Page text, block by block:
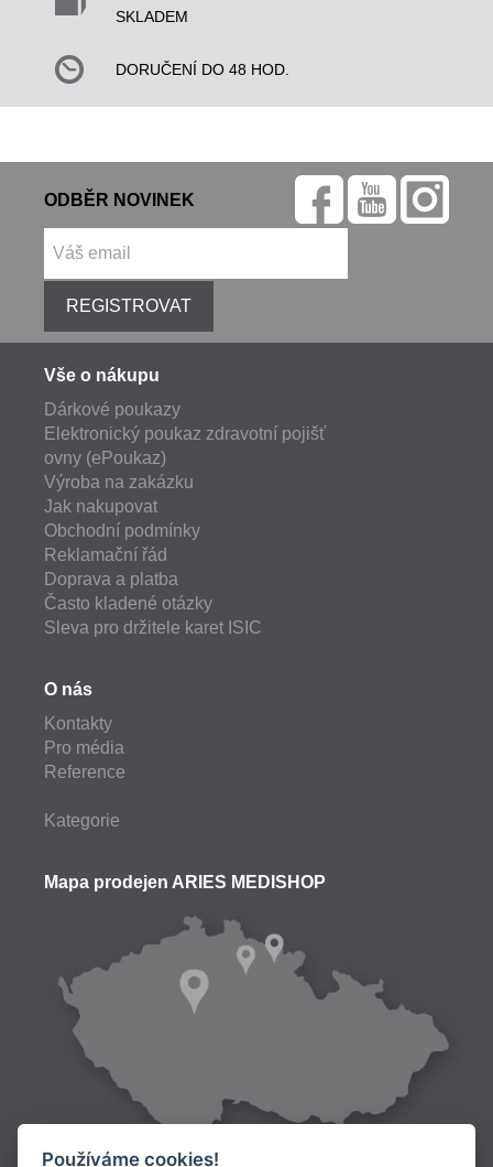
SKLADEM
DORUČENÍ DO 48 HOD.
ODBĚR NOVINEK
REGISTROVAT
Vše o nákupu
Dárkové poukazy
Elektronický poukaz zdravotní pojišť
ovny (ePoukaz)
Výroba na zakázku
Jak nakupovat
Obchodní podmínky
Reklamační řád
Doprava a platba
Často kladené otázky
Sleva pro držitele karet ISIC
O nás
Kontakty
Pro média
Reference
Kategorie
Mapa prodejen ARIES MEDISHOP
Používáme cookies!